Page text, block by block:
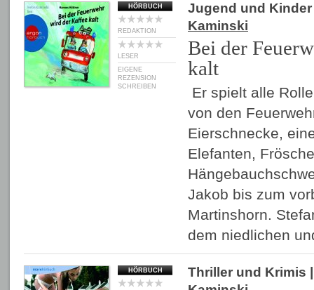
HÖRBUCH
REDAKTION
LESER
EIGENE
REZENSION
SCHREIBEN
Jugend und Kinder
Kaminski
Bei der
kalt
Er spielt alle
von den
Eierschnecke,
Elefanten,
Jakob bis zum
Martinshorn.
dem niedlichen
HÖRBUCH Thriller und Krimis